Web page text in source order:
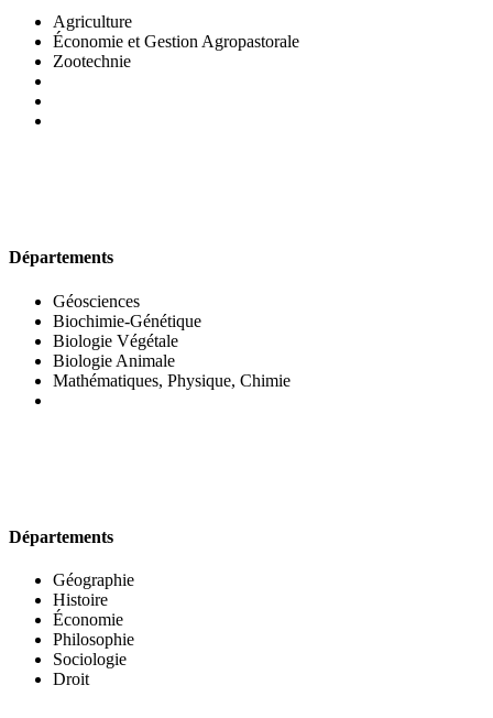
Agriculture
Économie et Gestion Agropastorale
Zootechnie
Départements
Géosciences
Biochimie-Génétique
Biologie Végétale
Biologie Animale
Mathématiques, Physique, Chimie
Départements
Géographie
Histoire
Économie
Philosophie
Sociologie
Droit